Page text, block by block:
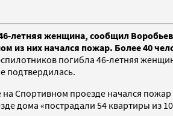
летняя женщина, сообщил
из них начался пожар. Более 40
погибла 46-летняя
подтвердилась.
Спортивном проезде начался
дома «пострадали 54 квартиры из